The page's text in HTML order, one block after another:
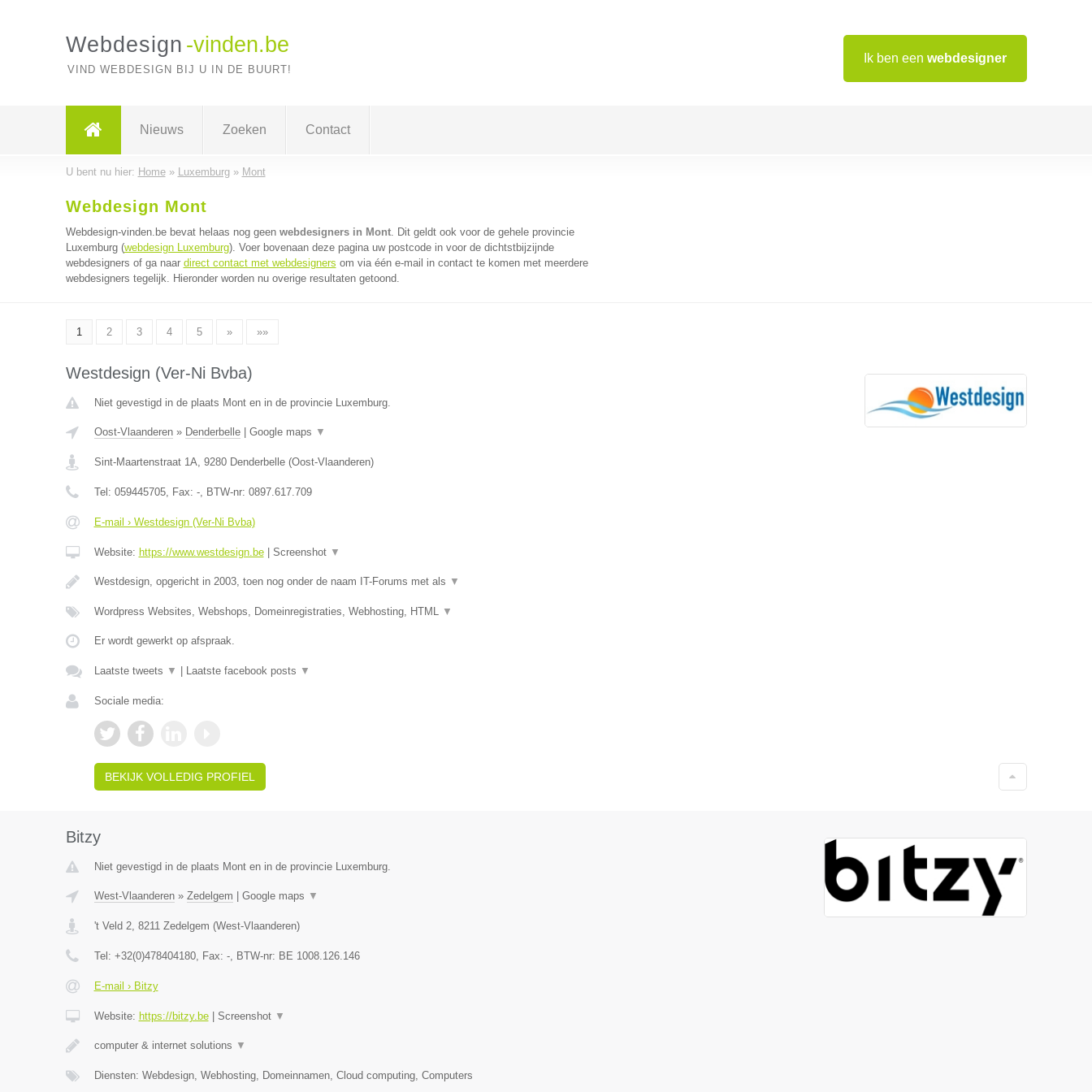
Ik ben een webdesigner
Webdesign -vinden.be
VIND WEBDESIGN BIJ U IN DE BUURT!
Nieuws Zoeken Contact
U bent nu hier: Home» Luxemburg» Mont
Webdesign Mont
Webdesign-vinden.be bevat helaas nog geen webdesigners in Mont. Dit geldt ook voor de gehele provincie
Luxemburg (webdesign Luxemburg). Voer bovenaan deze pagina uw postcode in voor de dichtstbijzijnde
webdesigners of ga naar direct contact met webdesigners om via één e-mail in contact te komen met meerdere
webdesigners tegelijk. Hieronder worden nu overige resultaten getoond.
1 2 3 4 5 » »»
Westdesign (Ver-Ni Bvba)
Niet gevestigd in de plaats Mont en in de provincie Luxemburg.
Oost-Vlaanderen» Denderbelle| Google maps ▼
Sint-Maartenstraat 1A, 9280 Denderbelle(Oost-Vlaanderen)
Tel: 059445705, Fax: -, BTW-nr: 0897.617.709
E-mail › Westdesign (Ver-Ni Bvba)
Website: https://www.westdesign.be| Screenshot ▼
Westdesign, opgericht in 2003, toen nog onder de naam IT-Forums met als ▼
Wordpress Websites, Webshops, Domeinregistraties, Webhosting, HTML ▼
Er wordt gewerkt op afspraak.
Laatste tweets ▼ Laatste facebook posts ▼
Sociale media:
BEKIJK VOLLEDIG PROFIEL
Bitzy
Niet gevestigd in de plaats Mont en in de provincie Luxemburg.
West-Vlaanderen» Zedelgem Google maps ▼
't Veld 2, 8211 Zedelgem (West-Vlaanderen)
Tel: +32(0)478404180, Fax: -, BTW-nr: BE 1008.126.146
E-mail › Bitzy
Website: https://bitzy.be| Screenshot ▼
computer & internet solutions ▼
Diensten: Webdesign, Webhosting, Domeinnamen, Cloud computing, Computers